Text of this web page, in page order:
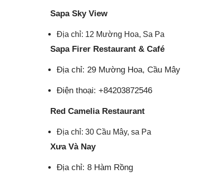
Sapa Sky View
Địa chỉ: 12 Mường Hoa, Sa Pa
Sapa Firer Restaurant & Café
Địa chỉ: 29 Mường Hoa, Cầu Mây
Điện thoại: +84203872546
Red Camelia Restaurant
Địa chỉ: 30 Cầu Mây, sa Pa
Xưa Và Nay
Địa chỉ: 8 Hàm Rồng